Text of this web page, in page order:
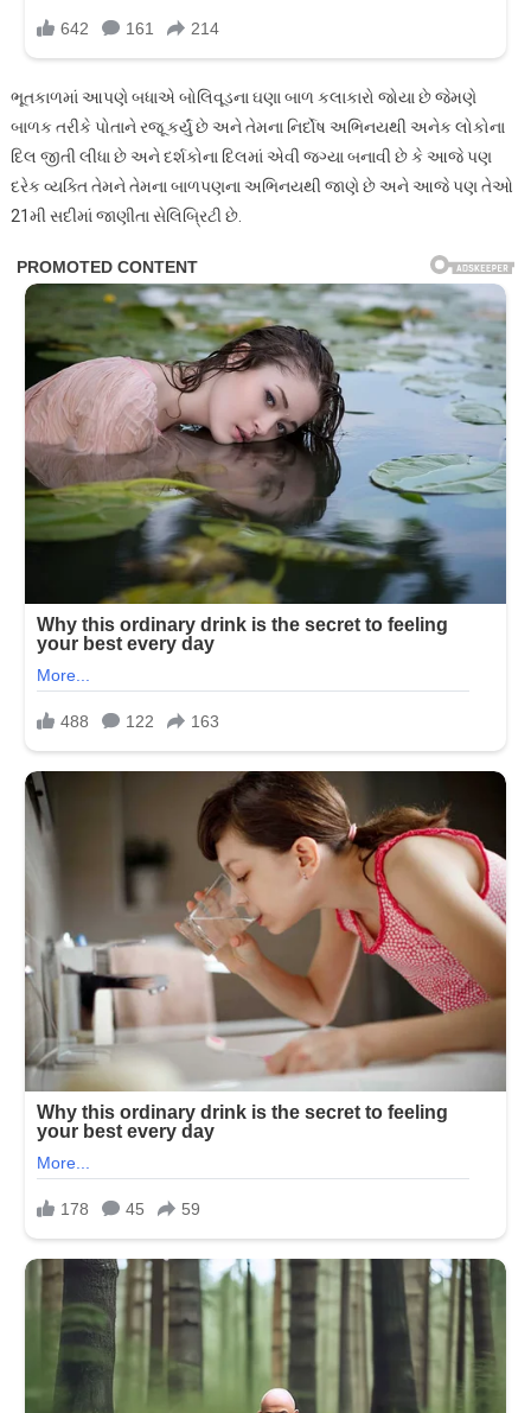
ભૂતકાળમાં આપણે બધાએ બોલિવૂડના ઘણા બાળ કલાકારો જોયા છે જેમણે
બાળક તરીકે પોતાને રજૂ કર્યું છે અને તેમના નિર્દોષ અભિનયથી અનેક લોકોના
દિલ જીતી લીધા છે અને દર્શકોના દિલમાં એવી જગ્યા બનાવી છે કે આજે પણ
દરેક વ્યક્તિ તેમને તેમના બાળપણના અભિનયથી જાણે છે અને આજે પણ તેઓ
21મી સદીમાં જાણીતા સેલિબ્રિટી છે.